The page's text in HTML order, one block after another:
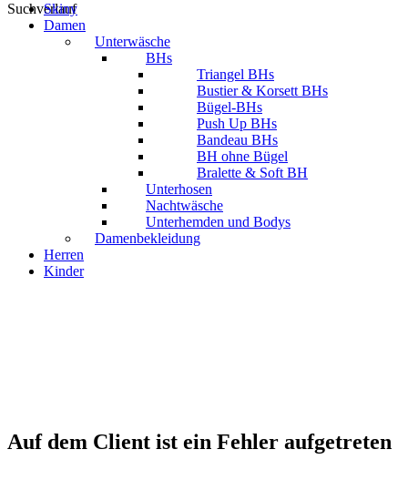
Suchverlauf
Skiny
Damen
Unterwäsche
BHs
Triangel BHs
Bustier & Korsett BHs
Bügel-BHs
Push Up BHs
Bandeau BHs
BH ohne Bügel
Bralette & Soft BH
Unterhosen
Nachtwäsche
Unterhemden und Bodys
Damenbekleidung
Herren
Kinder
Auf dem Client ist ein Fehler aufgetreten